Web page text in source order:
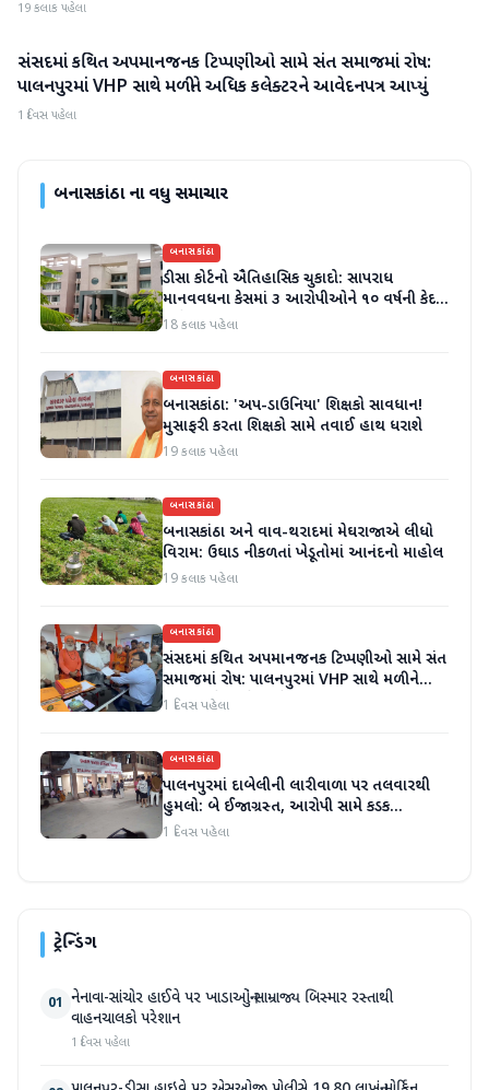
19 કલાક પહેલા
બનાસકાંઠા
સંસદમાં કથિત અપમાનજનક ટિપ્પણીઓ સામે સંત સમાજમાં રોષ:
પાલનપુરમાં VHP સાથે મળીને અધિક કલેક્ટરને આવેદનપત્ર આપ્યું
1 દિવસ પહેલા
બનાસકાંઠાના વધુ સમાચાર
બનાસકાંઠા
ડીસા કોર્ટનો ઐતિહાસિક ચુકાદો: સાપરાધ
માનવવધના કેસમાં ૩ આરોપીઓને ૧૦ વર્ષની કેદ
અને ૬ લાખનો દંડ
18 કલાક પહેલા
બનાસકાંઠા
બનાસકાંઠા: 'અપ-ડાઉનિયા' શિક્ષકો સાવધાન!
મુસાફરી કરતા શિક્ષકો સામે તવાઈ હાથ ધરાશે
19 કલાક પહેલા
બનાસકાંઠા
બનાસકાંઠા અને વાવ-થરાદમાં મેઘરાજાએ લીધો
વિરામ: ઉઘાડ નીકળતાં ખેડૂતોમાં આનંદનો માહોલ
19 કલાક પહેલા
બનાસકાંઠા
સંસદમાં કથિત અપમાનજનક ટિપ્પણીઓ સામે સંત
સમાજમાં રોષ: પાલનપુરમાં VHP સાથે મળીને
અધિક કલેક્ટરને આવેદનપત્ર આપ્યું
1 દિવસ પહેલા
બનાસકાંઠા
પાલનપુરમાં દાબેલીની લારીવાળા પર તલવારથી
હુમલો: બે ઈજાગ્રસ્ત, આરોપી સામે કડક
કાર્યવાહીની માંગ
1 દિવસ પહેલા
ટ્રેન્ડિંગ
01 નેનાવા-સાંચોર હાઈવે પર ખાડાઓનું સામ્રાજ્ય બિસ્માર રસ્તાથી
વાહનચાલકો પરેશાન
1 દિવસ પહેલા